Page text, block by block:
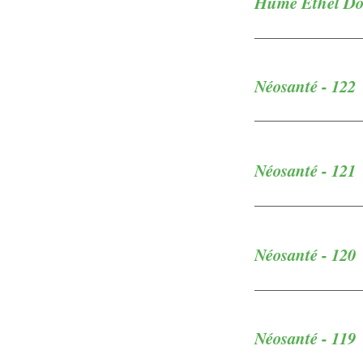
Néosanté - 122
Néosanté - 121
Néosanté - 120
Néosanté - 119